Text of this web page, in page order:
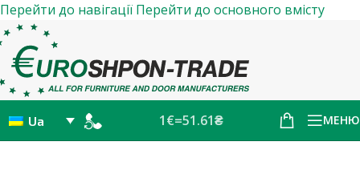
Перейти до навігації Перейти до основного вмісту
Ua 1€=51.61₴ МЕНЮ